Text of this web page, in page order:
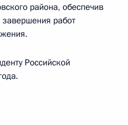
района, обеспечив
завершения работ
Российской